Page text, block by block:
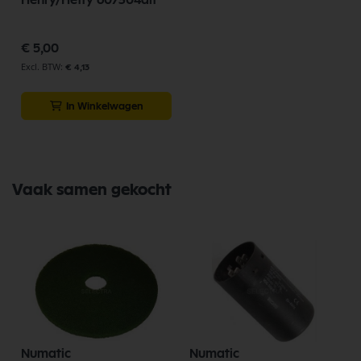
€ 5,00
€ 4,13
In Winkelwagen
Vaak samen gekocht
Numatic Numatic